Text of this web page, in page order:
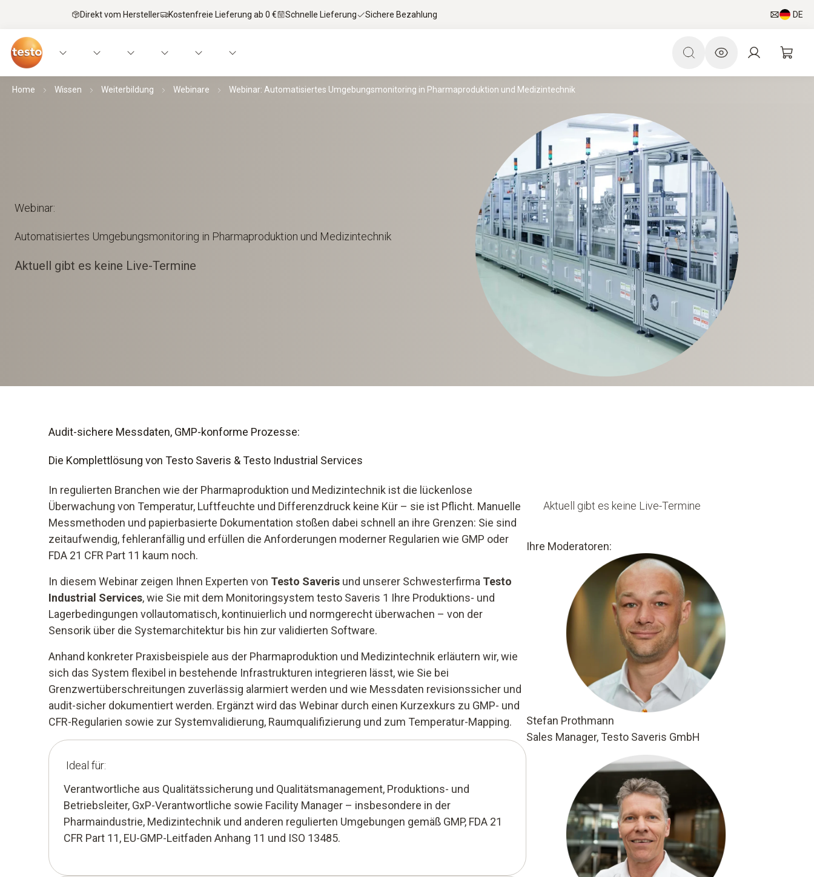
Direkt vom Hersteller Kostenfreie Lieferung ab 0 € Schnelle Lieferung Sichere Bezahlung DE
Home Wissen Weiterbildung Webinare Webinar: Automatisiertes Umgebungsmonitoring in Pharmaproduktion und Medizintechnik
Webinar:
Automatisiertes Umgebungsmonitoring in Pharmaproduktion und Medizintechnik
Aktuell gibt es keine Live-Termine
Audit-sichere Messdaten, GMP-konforme Prozesse:
Die Komplettlösung von Testo Saveris & Testo Industrial Services
In regulierten Branchen wie der Pharmaproduktion und Medizintechnik ist die lückenlose
Überwachung von Temperatur, Luftfeuchte und Differenzdruck keine Kür – sie ist Pflicht. Manuelle
Messmethoden und papierbasierte Dokumentation stoßen dabei schnell an ihre Grenzen: Sie sind
zeitaufwendig, fehleranfällig und erfüllen die Anforderungen moderner Regularien wie GMP oder
FDA 21 CFR Part 11 kaum noch.
In diesem Webinar zeigen Ihnen Experten von Testo Saveris und unserer Schwesterfirma Testo
Industrial Services, wie Sie mit dem Monitoringsystem testo Saveris 1 Ihre Produktions- und
Lagerbedingungen vollautomatisch, kontinuierlich und normgerecht überwachen – von der
Sensorik über die Systemarchitektur bis hin zur validierten Software.
Anhand konkreter Praxisbeispiele aus der Pharmaproduktion und Medizintechnik erläutern wir, wie
sich das System flexibel in bestehende Infrastrukturen integrieren lässt, wie Sie bei
Grenzwertüberschreitungen zuverlässig alarmiert werden und wie Messdaten revisionssicher und
audit-sicher dokumentiert werden. Ergänzt wird das Webinar durch einen Kurzexkurs zu GMP- und
CFR-Regularien sowie zur Systemvalidierung, Raumqualifizierung und zum Temperatur-Mapping.
Ideal für:
Verantwortliche aus Qualitätssicherung und Qualitätsmanagement, Produktions- und
Betriebsleiter, GxP-Verantwortliche sowie Facility Manager – insbesondere in der
Pharmaindustrie, Medizintechnik und anderen regulierten Umgebungen gemäß GMP, FDA 21
CFR Part 11, EU-GMP-Leitfaden Anhang 11 und ISO 13485.
Aktuell gibt es keine Live-Termine
Ihre Moderatoren:
Stefan Prothmann
Sales Manager, Testo Saveris GmbH